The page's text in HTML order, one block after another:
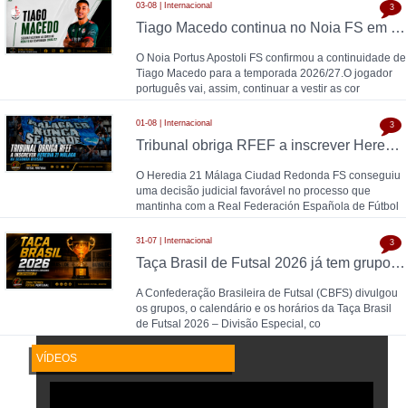
03-08 | Internacional
Tiago Macedo continua no Noia FS em 2026/27
O Noia Portus Apostoli FS confirmou a continuidade de
Tiago Macedo para a temporada 2026/27.O jogador
português vai, assim, continuar a vestir as cor
3
01-08 | Internacional
Tribunal obriga RFEF a inscrever Heredia 21 Málaga na Segunda Divisão
O Heredia 21 Málaga Ciudad Redonda FS conseguiu
uma decisão judicial favorável no processo que
mantinha com a Real Federación Española de Fútbol
3
31-07 | Internacional
Taça Brasil de Futsal 2026 já tem grupos, calendário e horários definidos
A Confederação Brasileira de Futsal (CBFS) divulgou
os grupos, o calendário e os horários da Taça Brasil
de Futsal 2026 – Divisão Especial, co
3
VÍDEOS